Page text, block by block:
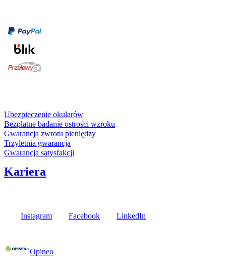
Ubezpieczenie okularów
Bezpłatne badanie ostrości wzroku
Gwarancja zwrotu pieniędzy
Trzyletnia gwarancja
Gwarancja satysfakcji
Kariera
Instagram Facebook LinkedIn
Opineo